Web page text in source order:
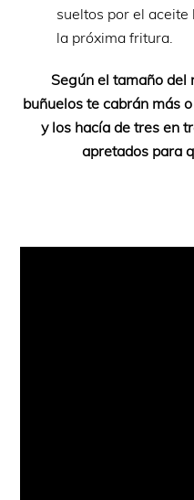
sueltos por el
la próxima fritura.
Según el tamaño del
buñuelos te cabrán más
y los hacía de tres en
apretados para